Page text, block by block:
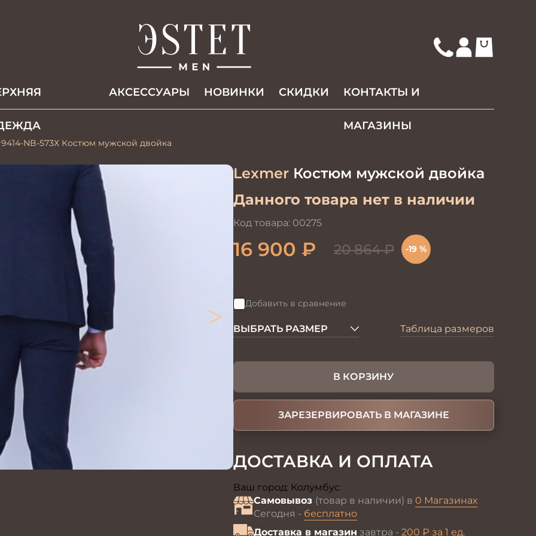
АКCЕССУАРЫ НОВИНКИ СКИДКИ КОНТАКТЫ И
МАГАЗИНЫ
9414-NB-573Х Костюм мужской двойка
>
LexmerКостюм мужской двойка
Данного товара нет в наличии
Код товара: 00275
16 900 ₽ 20 864₽ -19 %
Добавить в сравнение
ВЫБРАТЬ РАЗМЕР Таблица размеров
В КОРЗИНУ
ЗАРЕЗЕРВИРОВАТЬ В МАГАЗИНЕ
ДОСТАВКА И ОПЛАТА
Ваш город: Колумбус
Самовывоз (товар в наличии) в 0 Магазинах
Сегодня - бесплатно
Доставка в магазин завтра - 200 ₽ за 1 ед.